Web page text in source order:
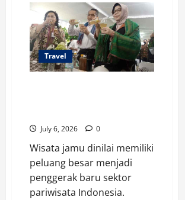
Ingatkan
Warganya
Soal
Aturan
Visa
Turis
di
Bali
Travel
July 6, 2026 0
Wisata jamu dinilai memiliki
peluang besar menjadi
penggerak baru sektor
pariwisata Indonesia.